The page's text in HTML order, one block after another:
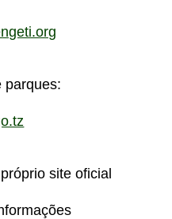
parques:
site oficial